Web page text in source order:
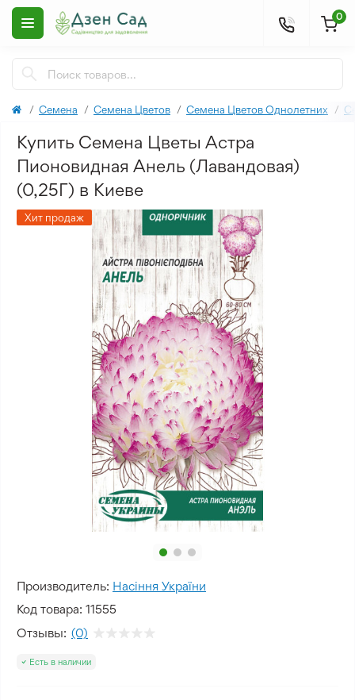
0
Семена Семена Цветов Семена Цветов Однолетних
Купить Семена Цветы Астра
Пионовидная Анель (Лавандовая)
(0,25Г) в Киеве
Хит продаж
Производитель: Насіння України
Код товара: 11555
Отзывы: (0)
Есть в наличии